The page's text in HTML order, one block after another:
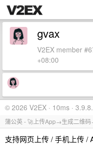
gvax
V2EX member
+08:00
© 2026 V2EX · 10ms ·
蒲公英 - 🚀上传App→生成二维
支持网页上传 / 手机上传 /